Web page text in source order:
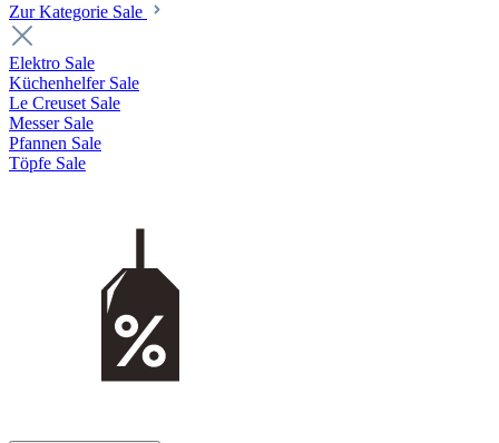
Zur Kategorie Sale
Elektro Sale
Küchenhelfer Sale
Le Creuset Sale
Messer Sale
Pfannen Sale
Töpfe Sale